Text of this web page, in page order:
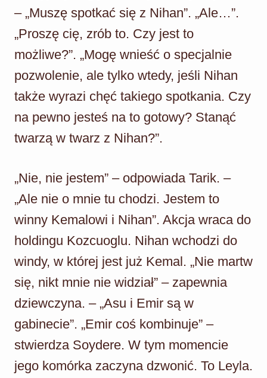
– „Muszę spotkać się z Nihan”. „Ale…”.
„Proszę cię, zrób to. Czy jest to
możliwe?”. „Mogę wnieść o specjalnie
pozwolenie, ale tylko wtedy, jeśli Nihan
także wyrazi chęć takiego spotkania. Czy
na pewno jesteś na to gotowy? Stanąć
twarzą w twarz z Nihan?”.
„Nie, nie jestem” – odpowiada Tarik. –
„Ale nie o mnie tu chodzi. Jestem to
winny Kemalowi i Nihan”. Akcja wraca do
holdingu Kozcuoglu. Nihan wchodzi do
windy, w której jest już Kemal. „Nie martw
się, nikt mnie nie widział” – zapewnia
dziewczyna. – „Asu i Emir są w
gabinecie”. „Emir coś kombinuje” –
stwierdza Soydere. W tym momencie
jego komórka zaczyna dzwonić. To Leyla.